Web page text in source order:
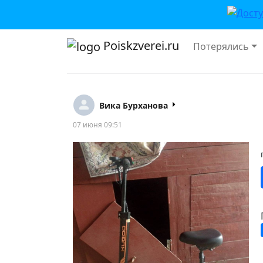
Poiskzverei.ru Потерялись
Вика Бурханова
07 июня 09:51